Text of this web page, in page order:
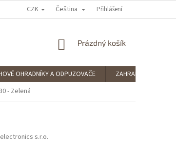
PODMÍNKY OCHRANY OSOBNÍCH ÚDAJŮ
CZK Čeština Přihlášení
NÁKUPNÍ
Prázdný košík
OHRADNÍKY A ODPUZOVAČE
ZAHRADNÍ POTŘEBY
- Zelená
s.r.o.